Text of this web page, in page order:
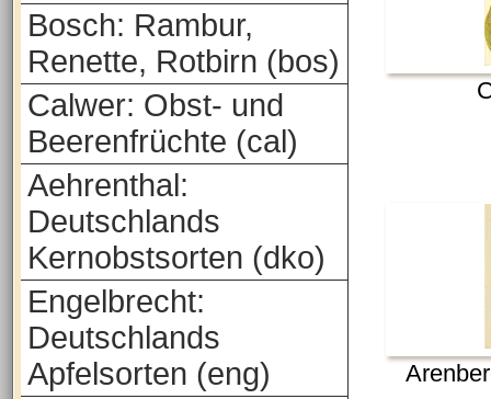
Bosch: Rambur,
Renette, Rotbirn (bos)
Calwer: Obst- und
Beerenfrüchte (cal)
Aehrenthal:
Deutschlands
Kernobstsorten (dko)
Engelbrecht:
Deutschlands
Apfelsorten (eng)